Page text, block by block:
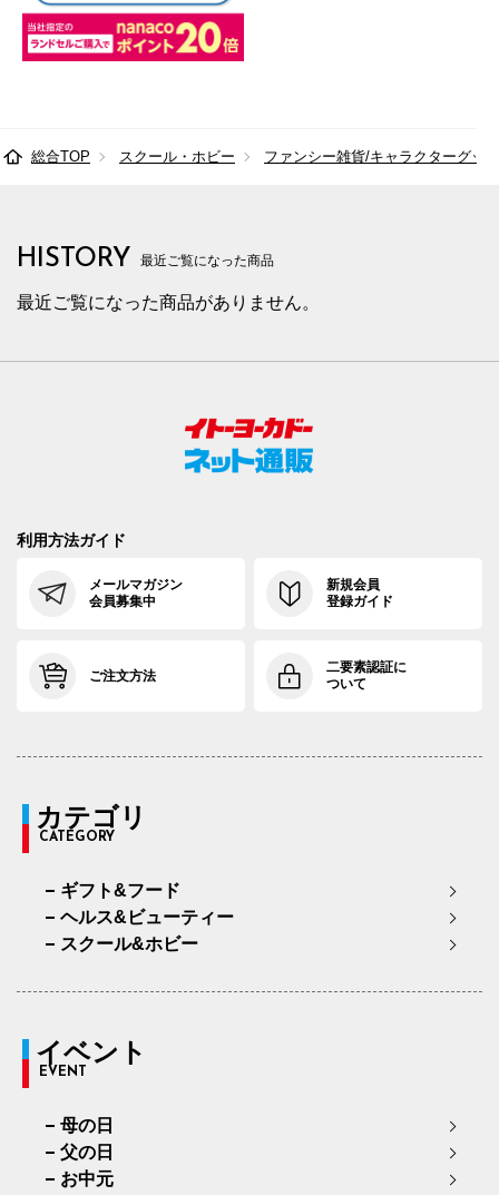
総合TOP スクール・ホビー ファンシー雑貨/キャラクターグッズ
HISTORY 最近ご覧になった商品
最近ご覧になった商品がありません。
利用方法ガイド
メールマガジン
会員募集中
新規会員
登録ガイド
ご注文方法
二要素認証に
ついて
カテゴリ
CATEGORY
ギフト&フード
ヘルス&ビューティー
スクール&ホビー
イベント
EVENT
母の日
父の日
お中元